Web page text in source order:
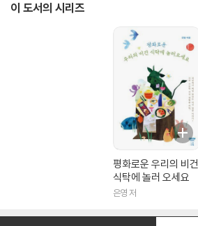
이 도서의 시리즈
평화로운 우리의 비건
식탁에 놀러 오세요
은영 저